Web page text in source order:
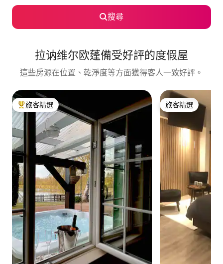
搜尋
拉讷维尔欧蓬備受好評的度假屋
這些房源在位置、乾淨度等方面獲得客人一致好評。
旅客精選榜首
旅客精選 旅客精選
旅客精選